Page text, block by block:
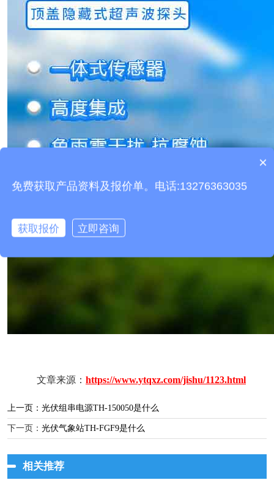
文章来源： https://www.ytqxz.com/jishu/1123.html
上一页： 光伏组串电源TH-150050是什么
下一页： 光伏气象站TH-FGF9是什么
相关推荐
产品包含安装吗？
×
免费获取产品资料及报价单。电话:13276363035
获取报价 立即咨询